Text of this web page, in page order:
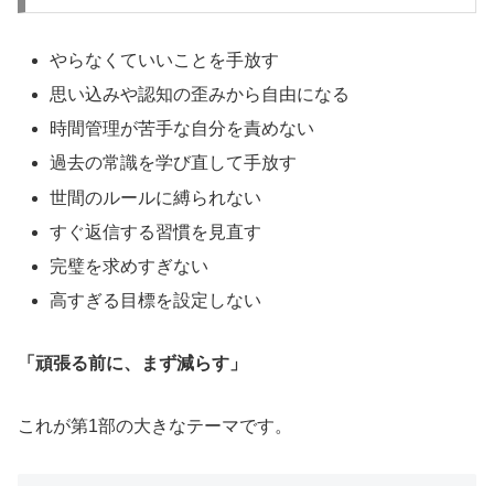
やらなくていいことを手放す
思い込みや認知の歪みから自由になる
時間管理が苦手な自分を責めない
過去の常識を学び直して手放す
世間のルールに縛られない
すぐ返信する習慣を見直す
完璧を求めすぎない
高すぎる目標を設定しない
「頑張る前に、まず減らす」
これが第1部の大きなテーマです。